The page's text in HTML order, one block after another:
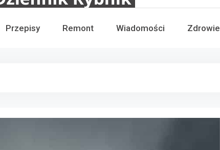
Dziennik Rybnik
Przepisy Remont Wiadomości Zdrowie